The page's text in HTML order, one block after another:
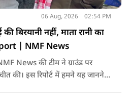
06 Aug, 2026 02:54 PM
बिरयानी नहीं, माता रानी का
| NMF News
News की टीम ने ग्राउंड पर
की। इस रिपोर्ट में हमने यह जानने